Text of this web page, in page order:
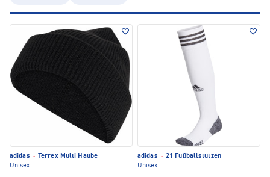
adidas ·
Terrex Multi Haube
Unisex
adidas · 21 Fußballstutzen
Unisex